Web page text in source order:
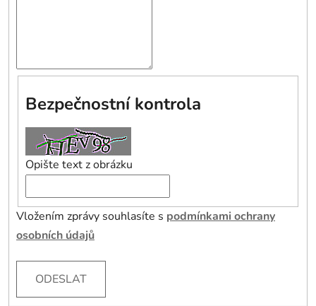
Bezpečnostní kontrola
Opište text z obrázku
Vložením zprávy souhlasíte s podmínkami ochrany
osobních údajů
ODESLAT